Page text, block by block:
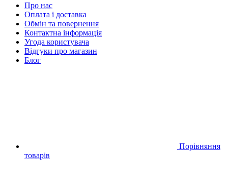
Про нас
Оплата і доставка
Обмін та повернення
Контактна інформація
Угода користувача
Відгуки про магазин
Блог
Порівняння
товарів